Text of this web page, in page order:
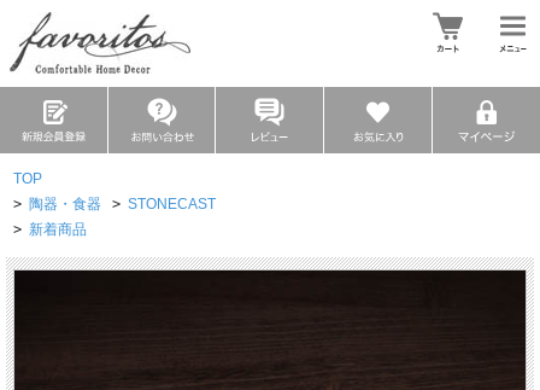
TOP
> 陶器・食器 > STONECAST
> 新着商品